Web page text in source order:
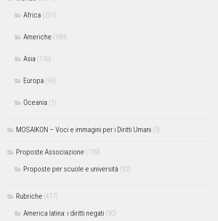
Africa (201)
Americhe (189)
Asia (136)
Europa (96)
Oceania (1)
MOSAIKON – Voci e immagini per i Diritti Umani (3)
Proposte Associazione (139)
Proposte per scuole e università (92)
Rubriche (417)
America latina: i diritti negati (90)